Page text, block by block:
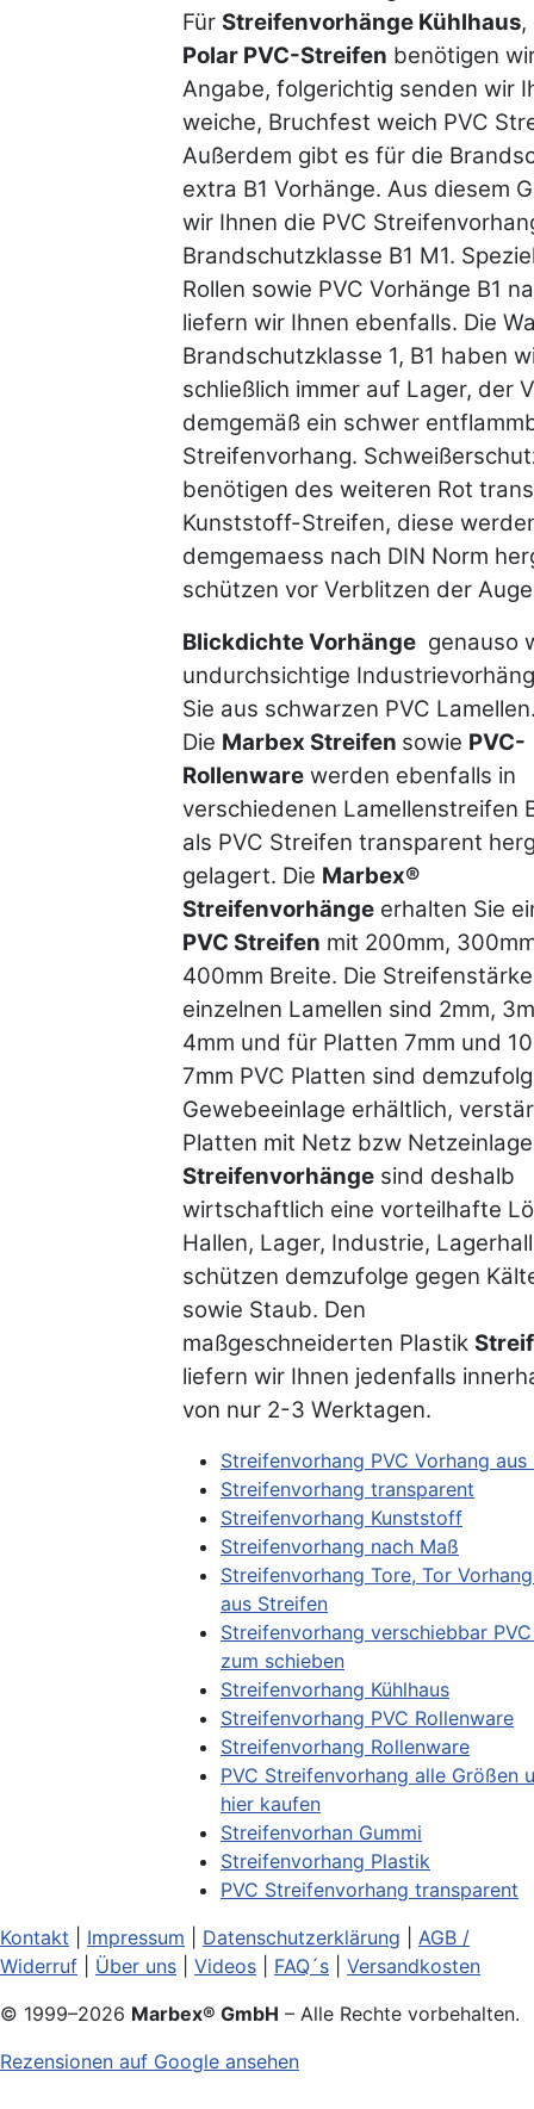
Für Streifenvorhänge Kühlhaus,
Polar PVC-Streifen benötigen
Angabe, folgerichtig senden wir
weiche, Bruchfest weich PVC
Außerdem gibt es für die
extra B1 Vorhänge. Aus diesem
wir Ihnen die PVC
Brandschutzklasse B1 M1.
Rollen sowie PVC Vorhänge B1
liefern wir Ihnen ebenfalls. Die
Brandschutzklasse 1, B1 haben
schließlich immer auf Lager, der
demgemäß ein schwer
Streifenvorhang.
benötigen des weiteren Rot
Kunststoff-Streifen, diese
demgemaess nach DIN Norm
schützen vor Verblitzen der
Blickdichte Vorhänge genauso
undurchsichtige
Sie aus schwarzen PVC
Die Marbex Streifen sowie PVC-
Rollenware werden ebenfalls in
verschiedenen Lamellenstreifen
als PVC Streifen transparent
gelagert. Die Marbex®
Streifenvorhänge erhalten Sie
PVC Streifen mit 200mm,
400mm Breite. Die
einzelnen Lamellen sind 2mm,
4mm und für Platten 7mm und
7mm PVC Platten sind
Gewebeeinlage erhältlich,
Platten mit Netz bzw
Streifenvorhänge sind deshalb
wirtschaftlich eine vorteilhafte
Hallen, Lager, Industrie,
schützen demzufolge gegen
sowie Staub. Den
maßgeschneiderten Plastik
liefern wir Ihnen jedenfalls
von nur 2-3 Werktagen.
Streifenvorhang PVC Vorhang aus
Streifenvorhang transparent
Streifenvorhang Kunststoff
Streifenvorhang nach Maß
Streifenvorhang Tore, Tor
aus Streifen
Streifenvorhang verschiebbar
zum schieben
Streifenvorhang Kühlhaus
Streifenvorhang PVC Rollenware
Streifenvorhang Rollenware
PVC Streifenvorhang alle Größen
hier kaufen
Streifenvorhan Gummi
Streifenvorhang Plastik
PVC Streifenvorhang transparent
Kontakt
Impressum Datenschutzerklärung
AGB /
Widerruf
Über uns Videos FAQ´s
Versandkosten
© 1999–2026 Marbex® GmbH – Alle Rechte vorbehalten.
Rezensionen auf Google ansehen